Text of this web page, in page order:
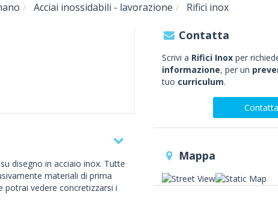
Acciai inossidabili - lavorazione Rifici inox
disegno in acciaio inox. Tutte
materiali di prima
potrai vedere concretizzarsi i
Contatta
Scrivi a Rifici Inox per
informazione, per un
tuo curriculum.
Contatta
Mappa